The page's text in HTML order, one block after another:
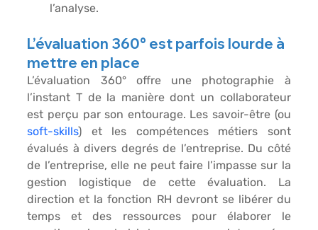
l’analyse.
L’évaluation 360° est parfois lourde à
mettre en place
L’évaluation 360° offre une photographie à
l’instant T de la manière dont un collaborateur
soft-skills) et les compétences métiers sont
évalués à divers degrés de l’entreprise. Du côté
de l’entreprise, elle ne peut faire l’impasse sur la
gestion logistique de cette évaluation. La
direction et la fonction RH devront se libérer du
temps et des ressources pour élaborer le